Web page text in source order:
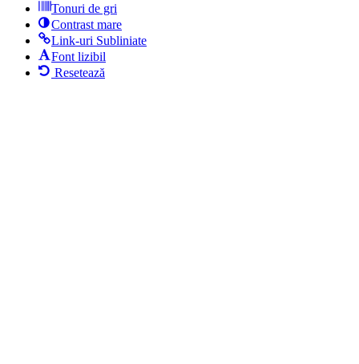
Tonuri de gri
Contrast mare
Link-uri Subliniate
Font lizibil
Resetează